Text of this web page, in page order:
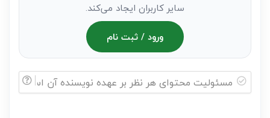
سایر کاربران ایجاد می‌کند.
ورود / ثبت نام